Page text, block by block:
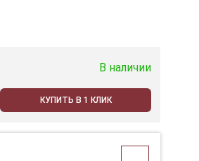
В наличии
КУПИТЬ В 1 КЛИК